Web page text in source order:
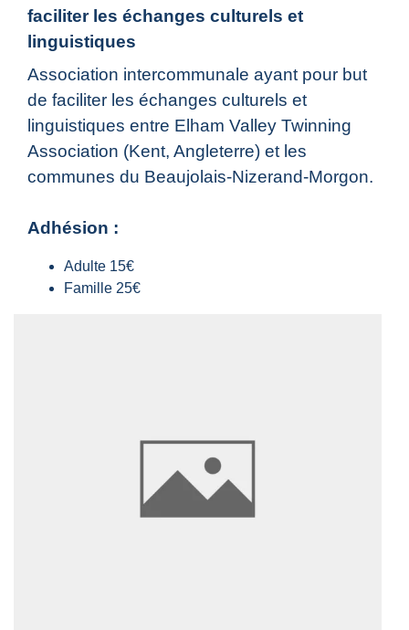
faciliter les échanges culturels et
linguistiques
Association intercommunale ayant pour but
de faciliter les échanges culturels et
linguistiques entre Elham Valley Twinning
Association (Kent, Angleterre) et les
communes du Beaujolais-Nizerand-Morgon.
Adhésion :
Adulte 15€
Famille 25€